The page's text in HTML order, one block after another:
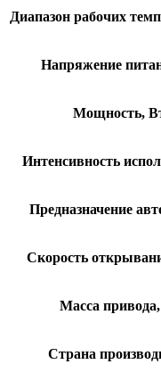
Диапазон рабочих
Напряжение
Мощность,
Интенсивность
Предназначение
Скорость
Масса
Страна